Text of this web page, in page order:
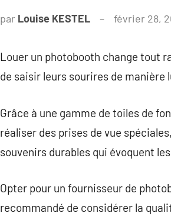
par Louise KESTEL février 28,
Louer un photobooth change tout
de saisir leurs sourires de manière
Grâce à une gamme de toiles de
réaliser des prises de vue
souvenirs durables qui évoquent
Opter pour un fournisseur de
recommandé de considérer la